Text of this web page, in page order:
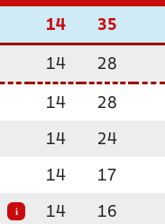
14 35
14 28
14 28
14 24
14 17
i 14 16